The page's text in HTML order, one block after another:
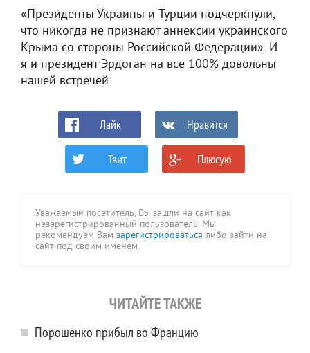
«Президенты Украины и Турции подчеркнули,
что никогда не признают аннексии украинского
Крыма со стороны Российской Федерации». И
я и президент Эрдоган на все 100% довольны
нашей встречей.
Лайк Нравится
Твит Плюсую
Уважаемый посетитель, Вы зашли на сайт как
незарегистрированный пользователь. Мы
рекомендуем Вам зарегистрироваться либо зайти на
сайт под своим именем.
ЧИТАЙТЕ ТАКЖЕ
Порошенко прибыл во Францию